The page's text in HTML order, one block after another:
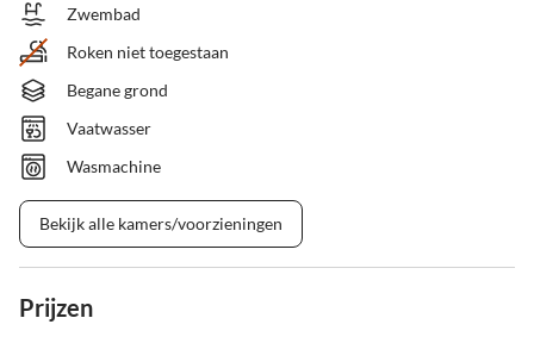
Zwembad
Roken niet toegestaan
Begane grond
Vaatwasser
Wasmachine
Bekijk alle kamers/voorzieningen
Prijzen